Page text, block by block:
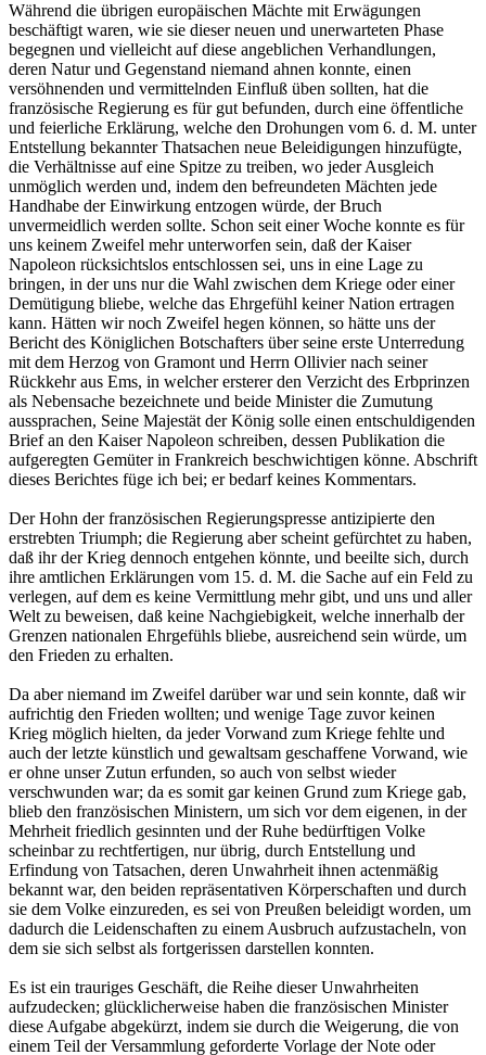
Während die übrigen europäischen Mächte mit Erwägungen
beschäftigt waren, wie sie dieser neuen und unerwarteten Phase
begegnen und vielleicht auf diese angeblichen Verhandlungen,
deren Natur und Gegenstand niemand ahnen konnte, einen
versöhnenden und vermittelnden Einfluß üben sollten, hat die
französische Regierung es für gut befunden, durch eine öffentliche
und feierliche Erklärung, welche den Drohungen vom 6. d. M. unter
Entstellung bekannter Thatsachen neue Beleidigungen hinzufügte,
die Verhältnisse auf eine Spitze zu treiben, wo jeder Ausgleich
unmöglich werden und, indem den befreundeten Mächten jede
Handhabe der Einwirkung entzogen würde, der Bruch
unvermeidlich werden sollte. Schon seit einer Woche konnte es für
uns keinem Zweifel mehr unterworfen sein, daß der Kaiser
Napoleon rücksichtslos entschlossen sei, uns in eine Lage zu
bringen, in der uns nur die Wahl zwischen dem Kriege oder einer
Demütigung bliebe, welche das Ehrgefühl keiner Nation ertragen
kann. Hätten wir noch Zweifel hegen können, so hätte uns der
Bericht des Königlichen Botschafters über seine erste Unterredung
mit dem Herzog von Gramont und Herrn Ollivier nach seiner
Rückkehr aus Ems, in welcher ersterer den Verzicht des Erbprinzen
als Nebensache bezeichnete und beide Minister die Zumutung
aussprachen, Seine Majestät der König solle einen entschuldigenden
Brief an den Kaiser Napoleon schreiben, dessen Publikation die
aufgeregten Gemüter in Frankreich beschwichtigen könne. Abschrift
dieses Berichtes füge ich bei; er bedarf keines Kommentars.
Der Hohn der französischen Regierungspresse antizipierte den
erstrebten Triumph; die Regierung aber scheint gefürchtet zu haben,
daß ihr der Krieg dennoch entgehen könnte, und beeilte sich, durch
ihre amtlichen Erklärungen vom 15. d. M. die Sache auf ein Feld zu
verlegen, auf dem es keine Vermittlung mehr gibt, und uns und aller
Welt zu beweisen, daß keine Nachgiebigkeit, welche innerhalb der
Grenzen nationalen Ehrgefühls bliebe, ausreichend sein würde, um
den Frieden zu erhalten.
Da aber niemand im Zweifel darüber war und sein konnte, daß wir
aufrichtig den Frieden wollten; und wenige Tage zuvor keinen
Krieg möglich hielten, da jeder Vorwand zum Kriege fehlte und
auch der letzte künstlich und gewaltsam geschaffene Vorwand, wie
er ohne unser Zutun erfunden, so auch von selbst wieder
verschwunden war; da es somit gar keinen Grund zum Kriege gab,
blieb den französischen Ministern, um sich vor dem eigenen, in der
Mehrheit friedlich gesinnten und der Ruhe bedürftigen Volke
scheinbar zu rechtfertigen, nur übrig, durch Entstellung und
Erfindung von Tatsachen, deren Unwahrheit ihnen actenmäßig
bekannt war, den beiden repräsentativen Körperschaften und durch
sie dem Volke einzureden, es sei von Preußen beleidigt worden, um
dadurch die Leidenschaften zu einem Ausbruch aufzustacheln, von
dem sie sich selbst als fortgerissen darstellen konnten.
Es ist ein trauriges Geschäft, die Reihe dieser Unwahrheiten
aufzudecken; glücklicherweise haben die französischen Minister
diese Aufgabe abgekürzt, indem sie durch die Weigerung, die von
einem Teil der Versammlung geforderte Vorlage der Note oder